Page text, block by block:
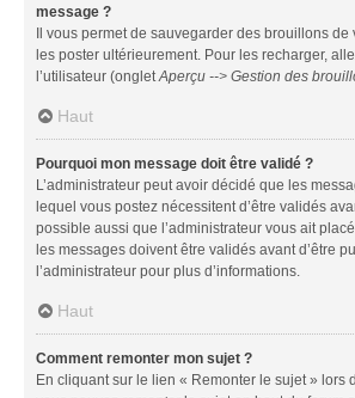
message ?
Il vous permet de sauvegarder des brouillons de
les poster ultérieurement. Pour les recharger,
l’utilisateur (ongletAperçu --> Gestion des
Haut
Pourquoi mon message doit être validé ?
L’administrateur peut avoir décidé que les
lequel vous postez nécessitent d’être validés
possible aussi que l’administrateur vous ait
les messages doivent être validés avant d’être
l’administrateur pour plus d’informations.
Haut
Comment remonter mon sujet ?
En cliquant sur le lien « Remonter le sujet » lors